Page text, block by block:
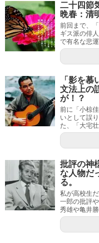
二十四節
晩春：清
前回まで、
ギス派の俳
で有名な悲
「影を
文法上の
が！？
前に「小椋
いとして誤
た、「大宅
批評の神
な人物だ
る。
私が高校生
一郎の批評
秀雄や亀井